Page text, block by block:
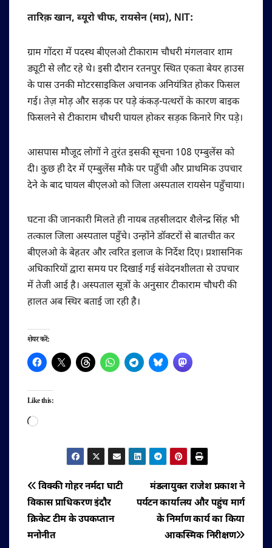
तारिक़ खान, ब्यूरो चीफ, रायसेन (मप्र), NIT:
ग्राम गोंदरा में पदस्थ बीएलओ टीकाराम चौधरी मंगलवार शाम
ड्यूटी से लौट रहे थे। इसी दौरान रतनपुर स्थित एकता बेयर हाउस
के पास उनकी मोटरसाइकिल अचानक अनियंत्रित होकर फिसल
गई। तेज़ मोड़ और सड़क पर पड़े कंकड़-पत्थरों के कारण बाइक
फिसलने से टीकाराम चौधरी घायल होकर सड़क किनारे गिर पड़े।
आसपास मौजूद लोगों ने तुरंत इसकी सूचना 108 एम्बुलेंस को
दी। कुछ ही देर में एम्बुलेंस मौके पर पहुँची और प्राथमिक उपचार
देने के बाद घायल बीएलओ को जिला अस्पताल रायसेन पहुँचाया।
घटना की जानकारी मिलते ही नायब तहसीलदार शैलेन्द्र सिंह भी
तत्काल जिला अस्पताल पहुँचे। उन्होंने डॉक्टरों से बातचीत कर
बीएलओ के बेहतर और त्वरित इलाज के निर्देश दिए। प्रशासनिक
अधिकारियों द्वारा समय पर दिखाई गई संवेदनशीलता से उपचार
में तेजी आई है। अस्पताल सूत्रों के अनुसार टीकाराम चौधरी की
हालत अब स्थिर बताई जा रही है।
शेयर करें:
Like this:
Loading…
पोस्ट
नेविगेशन
मंडलायुक्त राजेश प्रकाश ने
पर्यटन कार्यालय और पहुंच मार्ग
के निर्माण कार्य का किया
आकस्मिक निरीक्षण
विक्की गोहर नर्मदा घाटी
विकास प्राधिकरण इंदौर
क्रिकेट टीम के उपकप्तान
मनोनीत